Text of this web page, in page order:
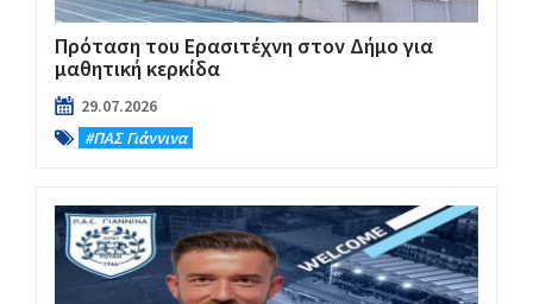
Πρόταση του Ερασιτέχνη στον Δήμο για
μαθητική κερκίδα
29.07.2026
#ΠΑΣ Γιάννινα